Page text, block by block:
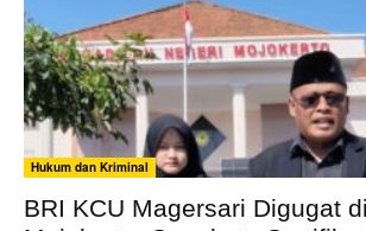
Hukum dan Kriminal
BRI KCU Magersari Digugat